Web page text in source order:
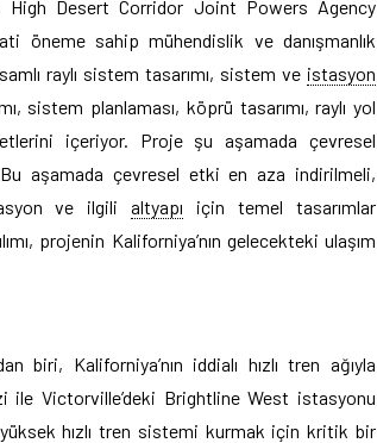
High Desert Corridor Joint Powers Agency
öneme sahip mühendislik ve danışmanlık
raylı sistem tasarımı, sistem ve istasyon
sistem planlaması, köprü tasarımı, raylı yol
içeriyor. Proje şu aşamada çevresel
aşamada çevresel etki en aza indirilmeli,
ve ilgilialtyapı için temel tasarımlar
projenin Kaliforniya’nın gelecekteki ulaşım
biri, Kaliforniya’nın iddialı hızlı tren ağıyla
ile Victorville’deki Brightline West istasyonu
hızlı tren sistemi kurmak için kritik bir